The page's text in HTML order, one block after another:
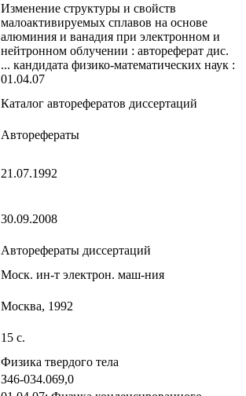
Изменение структуры и свойств
малоактивируемых сплавов на основе
алюминия и ванадия при электронном и
нейтронном облучении : автореферат дис.
... кандидата физико-математических наук :
01.04.07
Каталог авторефератов диссертаций
Авторефераты
21.07.1992
30.09.2008
Авторефераты диссертаций
Моск. ин-т электрон. маш-ния
Москва, 1992
15 с.
Физика твердого тела
З46-034.069,0